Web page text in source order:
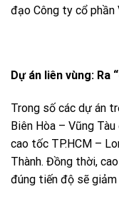
đạo Công ty cổ phần
Dự án liên vùng: Ra
Trong số các dự án
Biên Hòa – Vũng
cao tốc TP.HCM –
Thành. Đồng thời,
đúng tiến độ sẽ